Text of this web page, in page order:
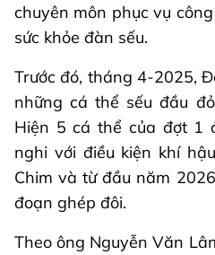
chuyên môn phục vụ
sức khỏe đàn sếu.
Trước đó, tháng 4-2025,
những cá thể sếu đầu
Hiện 5 cá thể của đợt 1
nghi với điều kiện khí
Chim và từ đầu năm
đoạn ghép đôi.
Theo ông Nguyễn Văn